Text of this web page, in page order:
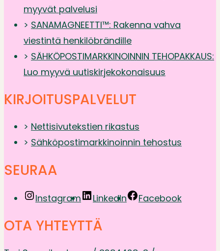
myyvät palvelusi
> SANAMAGNEETTI™: Rakenna vahva
viestintä henkilöbrändille
> SÄHKÖPOSTIMARKKINOINNIN TEHOPAKKAUS:
Luo myyvä uutiskirjekokonaisuus
KIRJOITUSPALVELUT
> Nettisivutekstien rikastus
> Sähköpostimarkkinoinnin tehostus
SEURAA
Instagram LinkedIn Facebook
OTA YHTEYTTÄ